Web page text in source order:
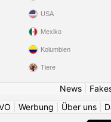
USA
Mexiko
Kolumbien
Tiere
News|
Werbung Über uns